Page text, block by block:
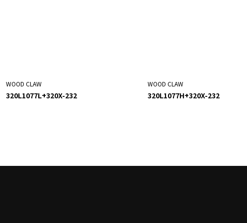
WOOD CLAW
320L1077L+320X-232
WOOD CLAW
320L1077H+320X-232